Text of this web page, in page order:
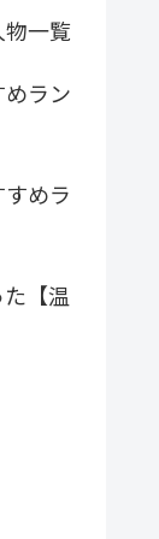
一覧
ラン
めラ
【温